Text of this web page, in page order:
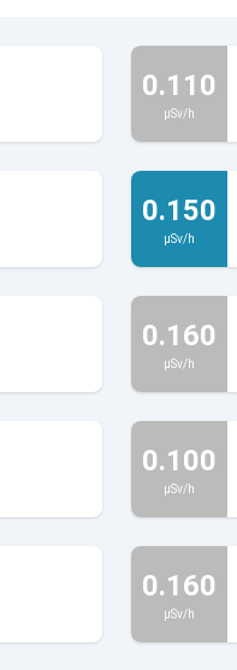
0.110
µSv/h
0.150
µSv/h
0.160
µSv/h
0.100
µSv/h
0.160
µSv/h